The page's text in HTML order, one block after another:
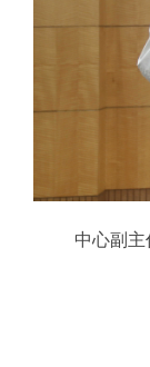
中心副主